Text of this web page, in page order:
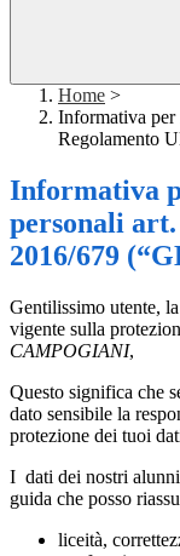
Home >
Informativa per
Regolamento
Informativa
personali art.
2016/679
Gentilissimo utente,
vigente sulla
CAMPOGIANI,
Questo significa che
dato sensibile la
protezione dei tuoi
I dati dei nostri
guida che posso
liceità,